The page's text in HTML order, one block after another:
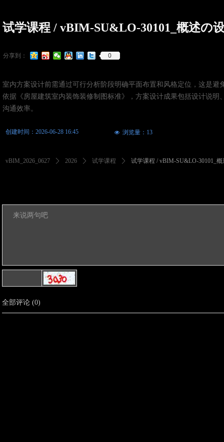
试学课程 / vBIM-SU&LO-30101_概述の
vBIM_2026_0627 ꄲ 2026 ꄲ 试学课程 ꄲ 试学课程 / vBIM-SU&LO-30101_
室内方案设计前需通过可行分析阶段明确平面布置和风格定位，这是
依据《房屋建筑室内装饰装修制图标准》，方案设计成果包括设计说
沟通效率。
创建时间： 2026-06-28 16:45 넶 浏览量： 13
分享到： 0
全部评论 (0)